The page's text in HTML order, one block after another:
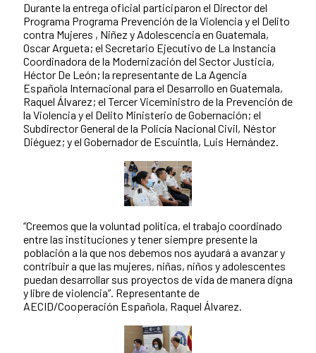
Durante la entrega oficial participaron el Director del
Programa Programa Prevención de la Violencia y el Delito
contra Mujeres , Niñez y Adolescencia en Guatemala,
Oscar Argueta; el Secretario Ejecutivo de La Instancia
Coordinadora de la Modernización del Sector Justicia,
Héctor De León; la representante de La Agencia
Española Internacional para el Desarrollo en Guatemala,
Raquel Álvarez; el Tercer Viceministro de la Prevención de
la Violencia y el Delito Ministerio de Gobernación; el
Subdirector General de la Policía Nacional Civil, Néstor
Diéguez; y el Gobernador de Escuintla, Luis Hernández.
“Creemos que la voluntad política, el trabajo coordinado
entre las instituciones y tener siempre presente la
población a la que nos debemos nos ayudará a avanzar y
contribuir a que las mujeres, niñas, niños y adolescentes
puedan desarrollar sus proyectos de vida de manera digna
y libre de violencia”. Representante de
AECID/Cooperación Española, Raquel Álvarez.